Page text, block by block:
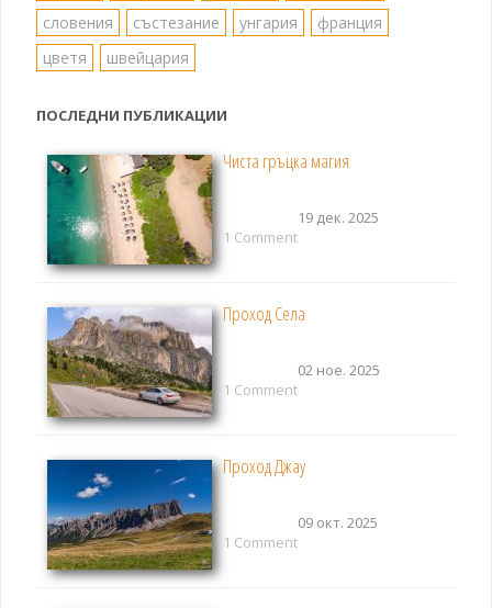
словения
състезание унгария
франция
цветя
швейцария
ПОСЛЕДНИ ПУБЛИКАЦИИ
Чиста гръцка магия
19 дек. 2025
1 Comment
Проход Села
02 ное. 2025
1 Comment
Проход Джау
09 окт. 2025
1 Comment